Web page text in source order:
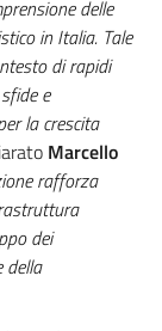
delle
in Italia. Tale
di rapidi
e
la crescita
Marcello
rafforza
dei
della